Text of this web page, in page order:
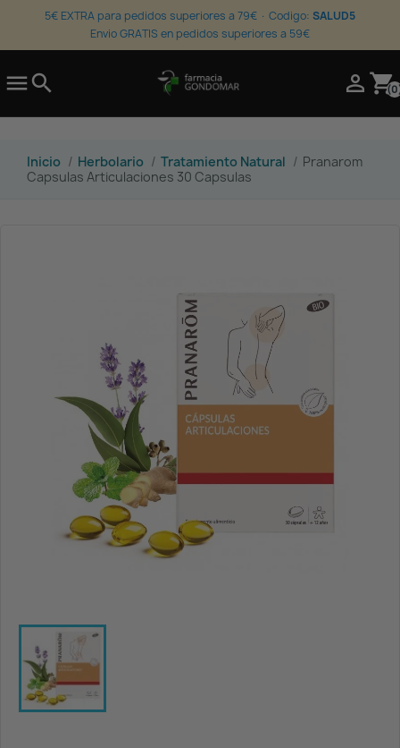
5€ EXTRA para pedidos superiores a 79€ · Codigo: SALUD5
Envio GRATIS en pedidos superiores a 59€
search  shopping_cart
Inicio Herbolario Tratamiento Natural
Pranarom
Capsulas Articulaciones 30 Capsulas